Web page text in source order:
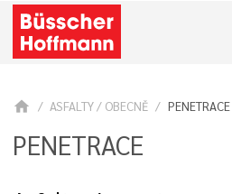
home ASFALTY / OBECNĚ PENETRACE
PENETRACE